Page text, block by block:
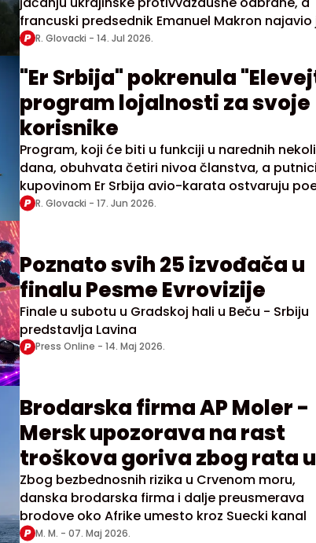
francuski predsednik Emanuel Makron najavio
da će Ukrajina dobiti 16 borbenih aviona "rafal"
R. Glovacki - 14. Jul 2026.
"Er Srbija" pokrenula
program lojalnosti za svoje
korisnike
Program, koji će biti u funkciji u narednih
dana, obuhvata četiri nivoa članstva, a putnici
kupovinom Er Srbija avio-karata ostvaruju
koje mogu iskoristiti za nagradne letove,
R. Glovacki - 17. Jun 2026.
Poznato svih 25 izvođača u
finalu Pesme Evrovizije
Finale u subotu u Gradskoj hali u Beču - Srbiju
predstavlja Lavina
Press Online - 14. Maj 2026.
Brodarska firma AP Moler -
Mersk upozorava na rast
troškova goriva zbog rata u
Iranu
Zbog bezbednosnih rizika u Crvenom moru,
danska brodarska firma i dalje preusmerava
brodove oko Afrike umesto kroz Suecki kanal
M. M. - 07. Maj 2026.